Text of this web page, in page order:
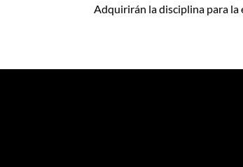
Adquirirán la disciplina para la